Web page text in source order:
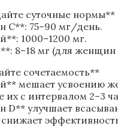
суточные нормы**
С**: 75–90 мг/день.
1000–1200 мг.
8–18 мг (для
сочетаемость**
мешает усвоению
их с интервалом 2–3
D** улучшает